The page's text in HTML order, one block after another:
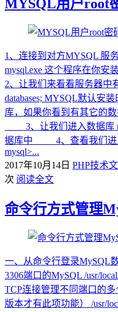
MYSQL用户root
1、连接到对方MYSQL 服务
mysql.exe 这个程序在你
2、让我们来看看服务器中
databases; MYSQL默认安
库，如果你看到有其它的
3、让我们进入数据库
据库中 4、查看我们进
mysql>...
2017年10月14日 PHP技术
次 阅读全文
命令行方式管理
一、从命令行登录MySQL
3306端口的MySQL /usr/
TCP连接管理不同端口的
版本才有此项功能） /usr/